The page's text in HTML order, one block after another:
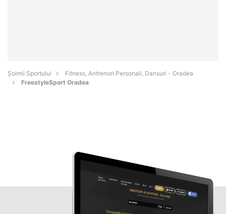
Șoimii Sportului
Fitness, Antrenori Personali, Dansuri - Oradea
FreestyleSport Oradea